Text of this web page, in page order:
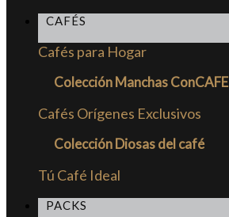
CAFÉS
Cafés para Hogar
Colección Manchas ConCAFE
Cafés Orígenes Exclusivos
Colección Diosas del café
Tú Café Ideal
PACKS